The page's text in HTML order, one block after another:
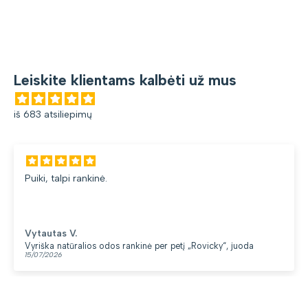
Leiskite klientams kalbėti už mus
iš 683 atsiliepimų
Puiki, talpi rankinė.
Vytautas V.
Vyriška natūralios odos rankinė per petį „Rovicky“, juoda
15/07/2026